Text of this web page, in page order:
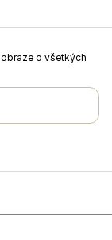
o všetkých